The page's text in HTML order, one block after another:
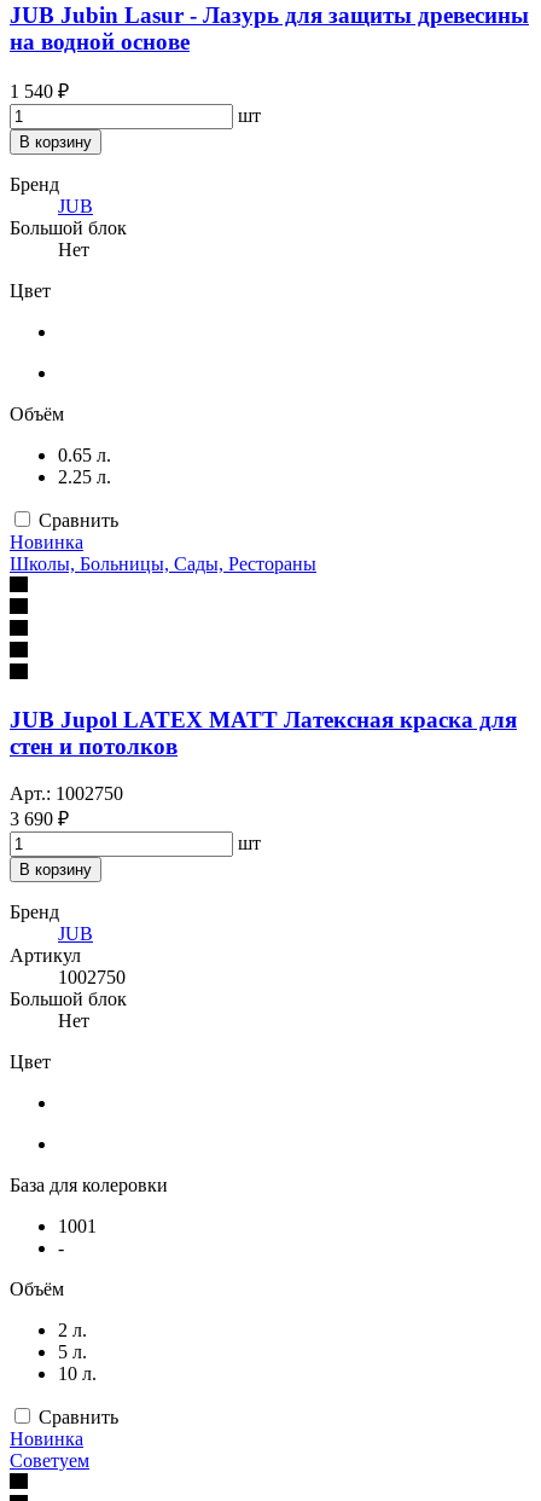
JUB Jubin Lasur - Лазурь для защиты древесины
на водной основе
1 540 ₽
шт
В корзину
Бренд
JUB
Большой блок
Нет
Цвет
Объём
0.65 л.
2.25 л.
Сравнить
Новинка
Школы, Больницы, Сады, Рестораны
JUB Jupol LATEX MATT Латексная краска для
стен и потолков
Арт.: 1002750
3 690 ₽
шт
В корзину
Бренд
JUB
Артикул
1002750
Большой блок
Нет
Цвет
База для колеровки
1001
-
Объём
2 л.
5 л.
10 л.
Сравнить
Новинка
Советуем